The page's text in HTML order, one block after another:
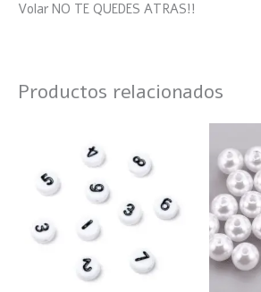
Volar NO TE QUEDES ATRAS!!
Productos relacionados